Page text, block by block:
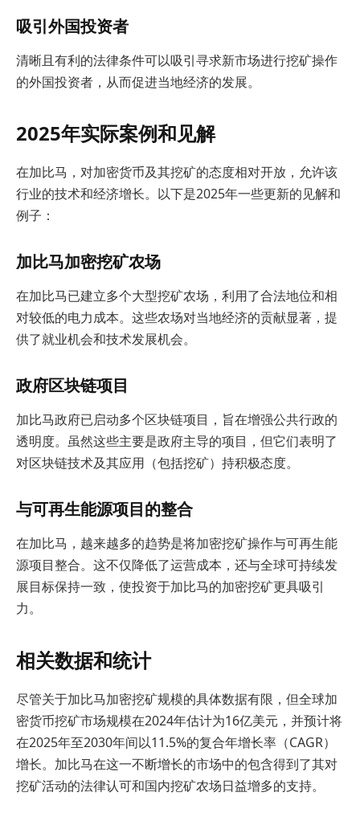
吸引外国投资者
清晰且有利的法律条件可以吸引寻求新市场进行挖矿操作
的外国投资者，从而促进当地经济的发展。
2025年实际案例和见解
在加比马，对加密货币及其挖矿的态度相对开放，允许该
行业的技术和经济增长。以下是2025年一些更新的见解和
例子：
加比马加密挖矿农场
在加比马已建立多个大型挖矿农场，利用了合法地位和相
对较低的电力成本。这些农场对当地经济的贡献显著，提
供了就业机会和技术发展机会。
政府区块链项目
加比马政府已启动多个区块链项目，旨在增强公共行政的
透明度。虽然这些主要是政府主导的项目，但它们表明了
对区块链技术及其应用（包括挖矿）持积极态度。
与可再生能源项目的整合
在加比马，越来越多的趋势是将加密挖矿操作与可再生能
源项目整合。这不仅降低了运营成本，还与全球可持续发
展目标保持一致，使投资于加比马的加密挖矿更具吸引
力。
相关数据和统计
尽管关于加比马加密挖矿规模的具体数据有限，但全球加
密货币挖矿市场规模在2024年估计为16亿美元，并预计将
在2025年至2030年间以11.5%的复合年增长率（CAGR）
增长。加比马在这一不断增长的市场中的包含得到了其对
挖矿活动的法律认可和国内挖矿农场日益增多的支持。